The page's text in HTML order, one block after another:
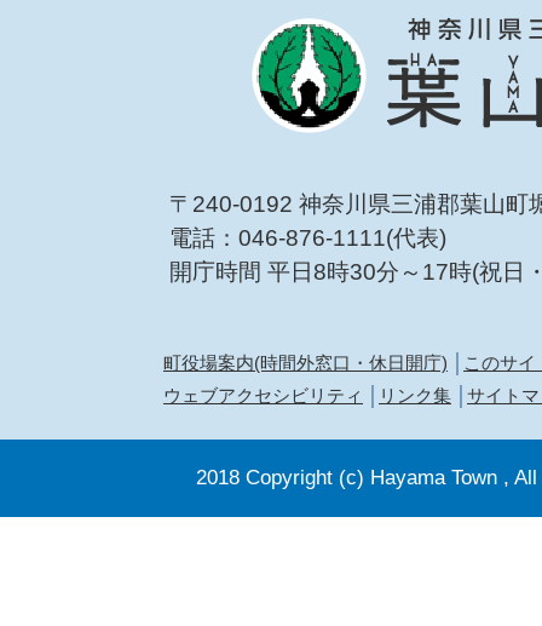
〒240-0192 神奈川県三浦郡葉山町
電話：046-876-1111(代表)
開庁時間 平日8時30分～17時(祝日
町役場案内(時間外窓口・休日開庁)
このサイ
ウェブアクセシビリティ
リンク集 サイト
2018 Copyright (c) Hayama Town ,